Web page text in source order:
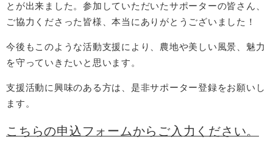
とが出来ました。参加していただいたサポーターの皆さん、
ご協力くださった皆様、本当にありがとうございました！
今後もこのような活動支援により、農地や美しい風景、魅力
を守っていきたいと思います。
支援活動に興味のある方は、是非サポーター登録をお願いし
ます。
こちらの申込フォームからご入力ください。